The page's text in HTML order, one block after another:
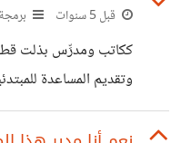
قبل 5 سنوات برمجة
ككاتب ومدرِّس بذلت
وتقديم المساعدة
أن جهودي كانت ترقى